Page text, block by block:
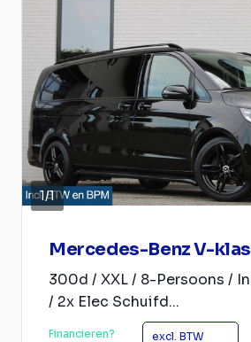
1/1
Mercedes-Benz V-
300d / XXL / 8-Persoons /
/ 2x Elec Schuifd...
Financieren? excl. BTW